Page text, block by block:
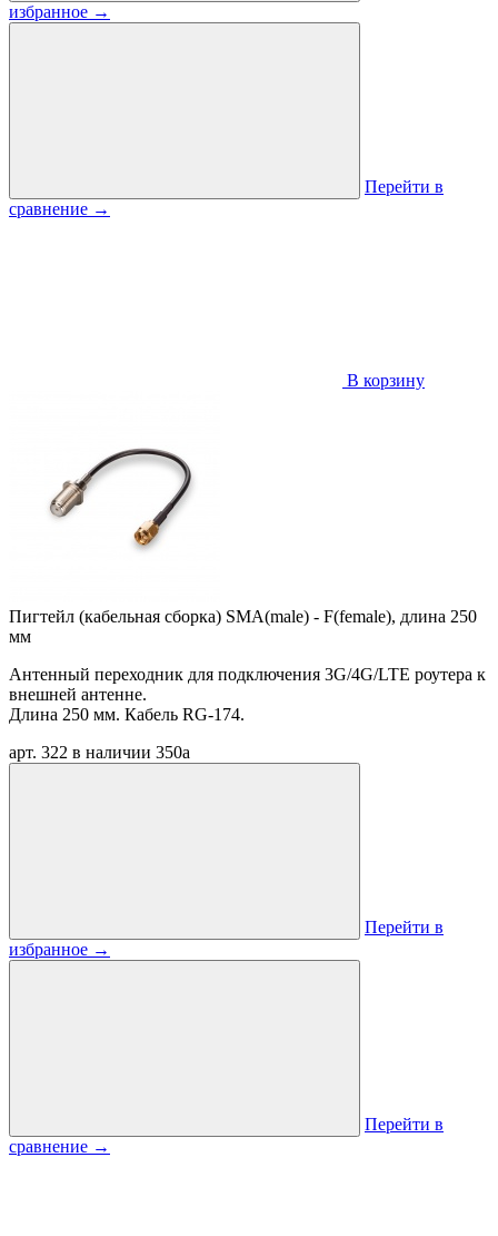
избранное →
Перейти в
сравнение →
В корзину
Пигтейл (кабельная сборка) SMA(male) - F(female), длина 250
мм
Антенный переходник для подключения 3G/4G/LTE роутера к
внешней антенне.
Длина 250 мм. Кабель RG-174.
арт. 322 в наличии 350a
Перейти в
избранное →
Перейти в
сравнение →